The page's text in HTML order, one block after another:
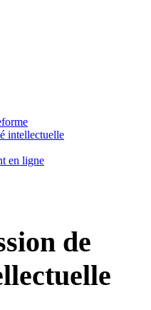
intellectuelle
en ligne
de